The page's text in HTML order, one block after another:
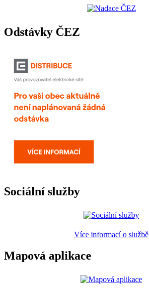
Odstávky ČEZ
Sociální služby
Více informací o službě
Mapová aplikace